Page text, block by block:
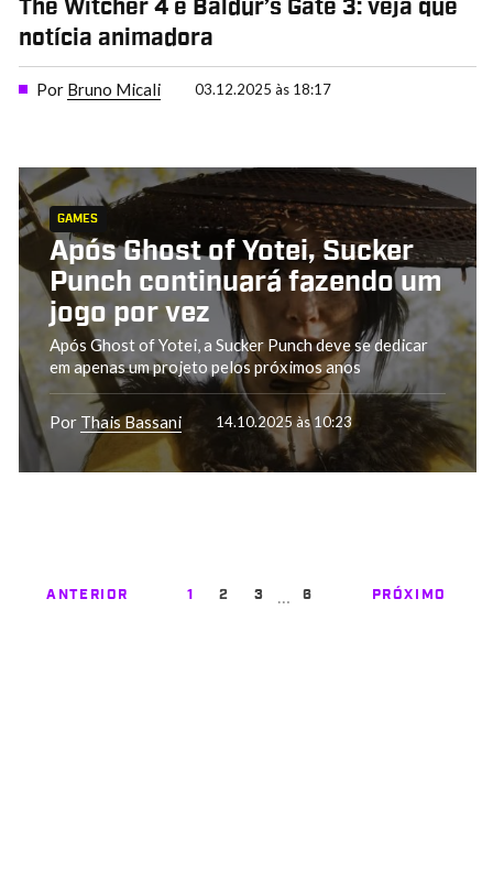
The Witcher 4 e Baldur’s Gate 3: veja que
notícia animadora
Por Bruno Micali 03.12.2025 às 18:17
GAMES
Após Ghost of Yotei, Sucker
Punch continuará fazendo um
jogo por vez
Após Ghost of Yotei, a Sucker Punch deve se dedicar
em apenas um projeto pelos próximos anos
Por Thais Bassani 14.10.2025 às 10:23
ANTERIOR 1 2 3 … 6 PRÓXIMO